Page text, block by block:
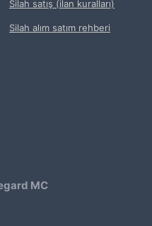
Silah satış (ilan kuralları)
Silah alım satım rehberi
MC